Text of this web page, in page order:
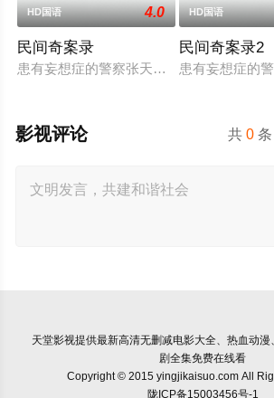
HD国语 4.0
民间奇案录
患有妄想症的警察张天盛遇上一起离奇的
HD国语
民间奇案录2
患有妄想症的
共0 条
影视评论
天堂影视提供最新高清无删减电影大全、热血动漫
剧全集免费在线看
Copyright © 2015 yingjikaisuo.com All
陇ICP备15003456号-1